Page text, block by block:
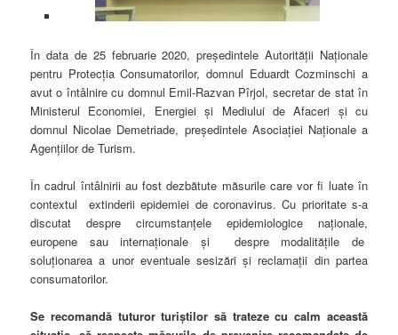
În data de 25 februarie 2020, președintele Autorității Naționale
pentru Protecția Consumatorilor, domnul Eduardt Cozminschi a
avut o întâlnire cu domnul Emil-Razvan Pîrjol, secretar de stat în
Ministerul Economiei, Energiei și Mediului de Afaceri și cu
domnul Nicolae Demetriade, președintele Asociației Naționale a
Agențiilor de Turism.
În cadrul întâlnirii au fost dezbătute măsurile care vor fi luate în
contextul extinderii epidemiei de coronavirus. Cu prioritate s-a
discutat despre circumstanțele epidemiologice naționale,
europene sau internaționale și despre modalitățile de
soluționarea a unor eventuale sesizări și reclamații din partea
consumatorilor.
Se recomandă tuturor turiștilor să trateze cu calm această